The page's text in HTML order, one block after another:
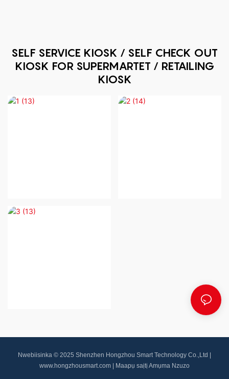
SELF SERVICE KIOSK / SELF CHECK OUT
KIOSK FOR SUPERMARTET / RETAILING
KIOSK
Nwebiisinka © 2025 Shenzhen Hongzhou Smart Technology Co.,Ltd |
www.hongzhousmart.com | Maapụ saịtị Amụma Nzuzo